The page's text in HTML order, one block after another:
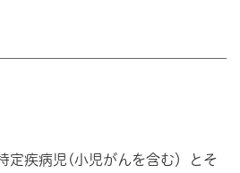
定疾病児(小児がんを含む）とそ